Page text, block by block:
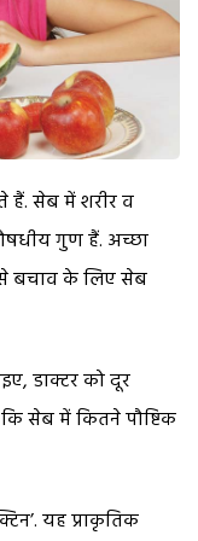
हैं. सेब में शरीर व
गुण हैं. अच्छा
बचाव के लिए सेब
डाक्टर को दूर
सेब में कितने पौष्टिक
यह प्राकृतिक